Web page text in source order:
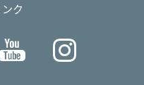
ク
FacebookYouTube